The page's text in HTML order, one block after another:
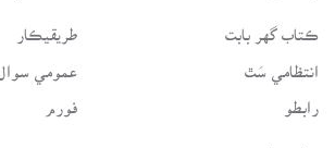
ڪتاب گهر بابت
انتظامي سَٿ
رابطو
طريقيڪار
عمومي سوال
فورم